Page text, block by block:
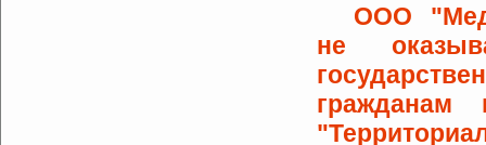
ООО
не